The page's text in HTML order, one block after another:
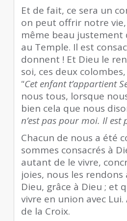
Et de fait, ce sera un
on peut offrir notre vie,
même beau justement
au Temple. Il est
donnent ! Et Dieu le
soi, ces deux
“Cet enfant t’appartient
nous tous, lorsque
bien cela que nous
n’est pas pour moi. Il est
Chacun de nous a été
sommes consacrés à
autant de le vivre,
joies, nous les
Dieu, grâce à Dieu ; et
vivre en union avec
de la Croix.